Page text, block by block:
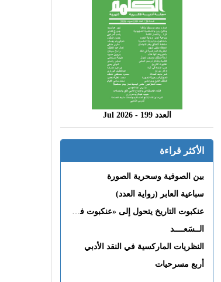
العدد 199 - 2026 Jul
الأكثر قراءة
بين الصوفية وسحرية الصورة
سباعية العابر (رواية العدد)
عنكبوت التاريخ يتحول إلى «عنكبوت فى القلب»
الــسَعــــد
النظريات الماركسية في النقد الأدبي
أربع مسرحيات